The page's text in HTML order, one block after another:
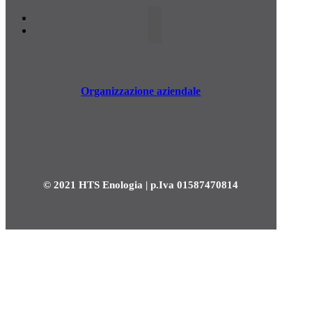
Organizzazione aziendale
© 2021 HTS Enologia | p.Iva 01587470814